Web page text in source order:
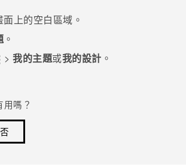
面上的空白區域。
。
> 我的主題或我的設計 。
嗎？
否